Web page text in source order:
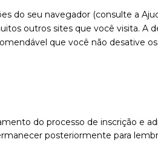
do seu navegador (consulte a
outros sites que você visita. A
que você não desative
do processo de inscrição e
posteriormente para